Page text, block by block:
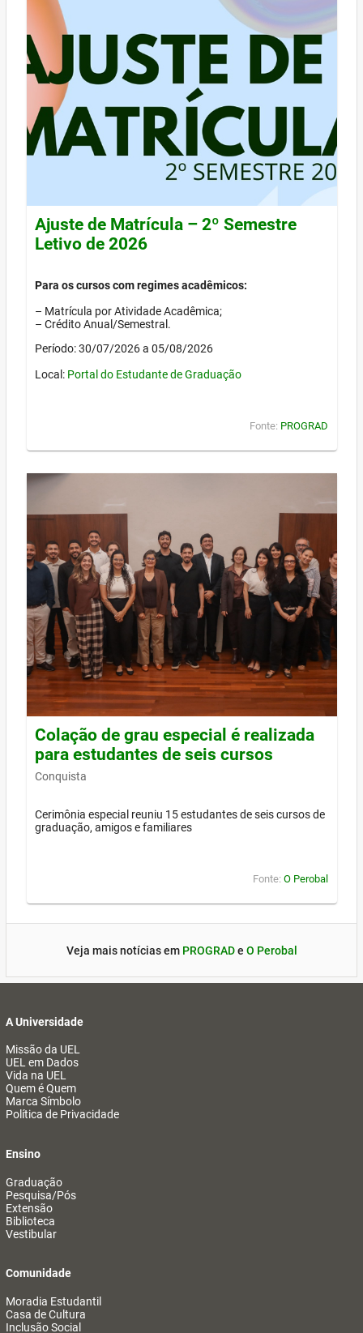
Ajuste de Matrícula – 2º Semestre
Letivo de 2026
Para os cursos com regimes acadêmicos:
– Matrícula por Atividade Acadêmica;
– Crédito Anual/Semestral.
Período: 30/07/2026 a 05/08/2026
Local: Portal do Estudante de Graduação
Fonte: PROGRAD
Colação de grau especial é realizada
para estudantes de seis cursos
Conquista
Cerimônia especial reuniu 15 estudantes de seis cursos de
graduação, amigos e familiares
Fonte: O Perobal
Veja mais notícias em PROGRADe O Perobal
A Universidade
Missão da UEL
UEL em Dados
Vida na UEL
Quem é Quem
Marca Símbolo
Política de Privacidade
Ensino
Graduação
Pesquisa/Pós
Extensão
Biblioteca
Vestibular
Comunidade
Moradia Estudantil
Casa de Cultura
Inclusão Social